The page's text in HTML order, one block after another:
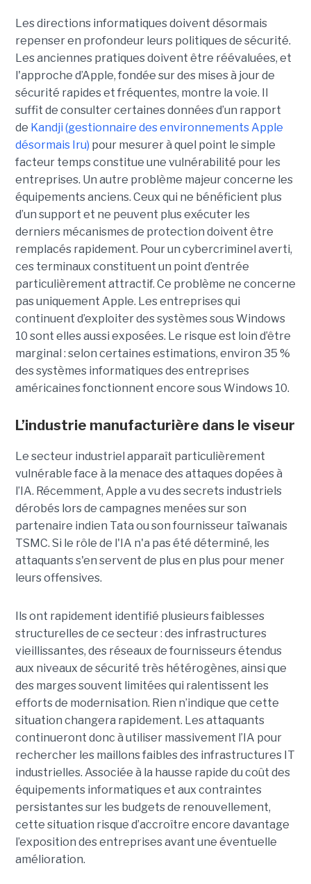
Les directions informatiques doivent désormais
repenser en profondeur leurs politiques de sécurité.
Les anciennes pratiques doivent être réévaluées, et
l'approche d’Apple, fondée sur des mises à jour de
sécurité rapides et fréquentes, montre la voie. Il
suffit de consulter certaines données d’un rapport
de Kandji (gestionnaire des environnements Apple
désormais Iru) pour mesurer à quel point le simple
facteur temps constitue une vulnérabilité pour les
entreprises. Un autre problème majeur concerne les
équipements anciens. Ceux qui ne bénéficient plus
d’un support et ne peuvent plus exécuter les
derniers mécanismes de protection doivent être
remplacés rapidement. Pour un cybercriminel averti,
ces terminaux constituent un point d’entrée
particulièrement attractif. Ce problème ne concerne
pas uniquement Apple. Les entreprises qui
continuent d’exploiter des systèmes sous Windows
10 sont elles aussi exposées. Le risque est loin d’être
marginal : selon certaines estimations, environ 35 %
des systèmes informatiques des entreprises
américaines fonctionnent encore sous Windows 10.
L’industrie manufacturière dans le viseur
Le secteur industriel apparaît particulièrement
vulnérable face à la menace des attaques dopées à
l’IA. Récemment, Apple a vu des secrets industriels
dérobés lors de campagnes menées sur son
partenaire indien Tata ou son fournisseur taïwanais
TSMC. Si le rôle de l'IA n'a pas été déterminé, les
attaquants s'en servent de plus en plus pour mener
leurs offensives.
Ils ont rapidement identifié plusieurs faiblesses
structurelles de ce secteur : des infrastructures
vieillissantes, des réseaux de fournisseurs étendus
aux niveaux de sécurité très hétérogènes, ainsi que
des marges souvent limitées qui ralentissent les
efforts de modernisation. Rien n’indique que cette
situation changera rapidement. Les attaquants
continueront donc à utiliser massivement l’IA pour
rechercher les maillons faibles des infrastructures IT
industrielles. Associée à la hausse rapide du coût des
équipements informatiques et aux contraintes
persistantes sur les budgets de renouvellement,
cette situation risque d’accroître encore davantage
l’exposition des entreprises avant une éventuelle
amélioration.